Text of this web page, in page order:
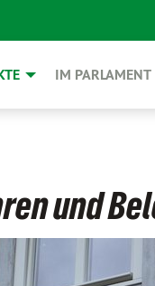
IM PARLAMENT
und